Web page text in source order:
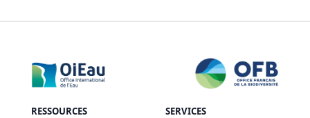
RESSOURCES SERVICES